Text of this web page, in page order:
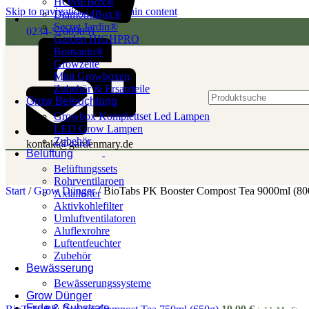
Skip to navigationSkip to main content
0234-52009851
kontakt@gardenmary.de
DiamondBox®
Secret Jardin®
Garden HIGHPRO
Bonsanto®
Growzelte
Mini Growboxen
Zubehör & Ersatzteile
Grow Beleuchtung
Growbox Komplettset Led Lampen
LED Grow Lampen
Zubehör
Belüftung
Belüftungssets
Rohrventilaroen
Axiallüfter
Aktivkohlefilter
Umluftventilatoren
Aluflexrohre
Luftentfeuchter
Zubehör
Bewässerung
Bewässerungssysteme
Grow Dünger
Start / Grow Dünger/ BioTabs PK Booster Compost Tea 9000ml